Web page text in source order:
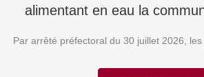
alimentant en eau la
Par arrêté préfectoral du 30 juillet 2026,